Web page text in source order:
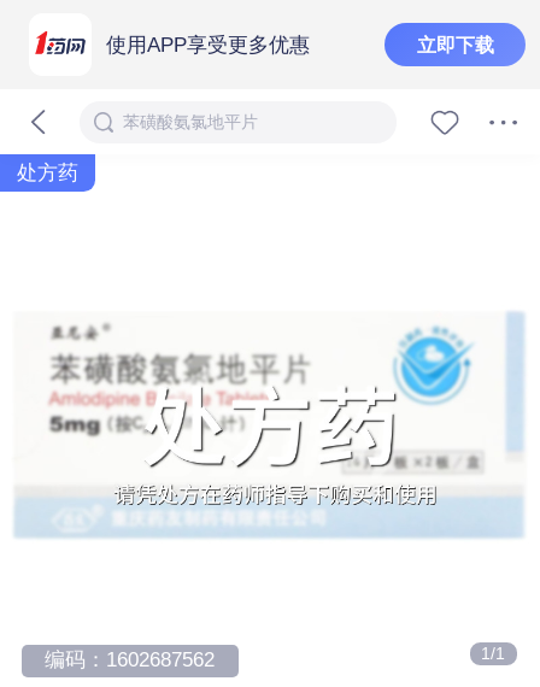
使用APP享受更多优惠 立即下载
苯磺酸氨氯地平片
处方药
1/1
编码：1602687562